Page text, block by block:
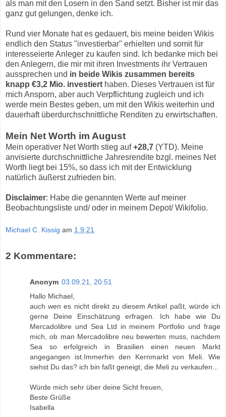
als man mit den Losern in den Sand setzt. Bisher ist mir das
ganz gut gelungen, denke ich.
Rund vier Monate hat es gedauert, bis meine beiden Wikis
endlich den Status "investierbar" erhielten und somit für
interesseierte Anleger zu kaufen sind. Ich bedanke mich bei
den Anlegern, die mir mit ihren Investments ihr Vertrauen
aussprechen und in beide Wikis zusammen bereits
knapp €3,2 Mio. investiert haben. Dieses Vertrauen ist für
mich Ansporn, aber auch Verpflichtung zugleich und ich
werde mein Bestes geben, um mit den Wikis weiterhin und
dauerhaft überdurchschnittliche Renditen zu erwirtschaften.
Mein Net Worth im August
Mein operativer Net Worth stieg auf+28,7 (YTD). Meine
anvisierte durchschnittliche Jahresrendite bzgl. meines Net
Worth liegt bei 15%, so dass ich mit der Entwicklung
natürlich äußerst zufrieden bin.
Disclaimer: Habe die genannten Werte auf meiner
Beobachtungsliste und/ oder in meinem Depot/ Wikifolio.
Michael C. Kissig am 1.9.21
2 Kommentare:
Anonym 03.09.21, 20:51
Hallo Michael,
auch wen es nicht direkt zu diesem Artikel paßt, würde ich
gerne Deine Einschätzung erfragen. Ich habe wie Du
Mercadolibre und Sea Ltd in meinem Portfolio und frage
mich, ob man Mercadolibre neu bewerten muss, nachdem
Sea so erfolgreich in Brasilien einen neuen Markt
angegangen ist.Immerhin den Kernmarkt von Meli. Wie
siehst Du das? ich bin faßt geneigt, die Meli zu verkaufen...
Würde mich sehr über deine Sicht freuen,
Beste Grüße
Isabella